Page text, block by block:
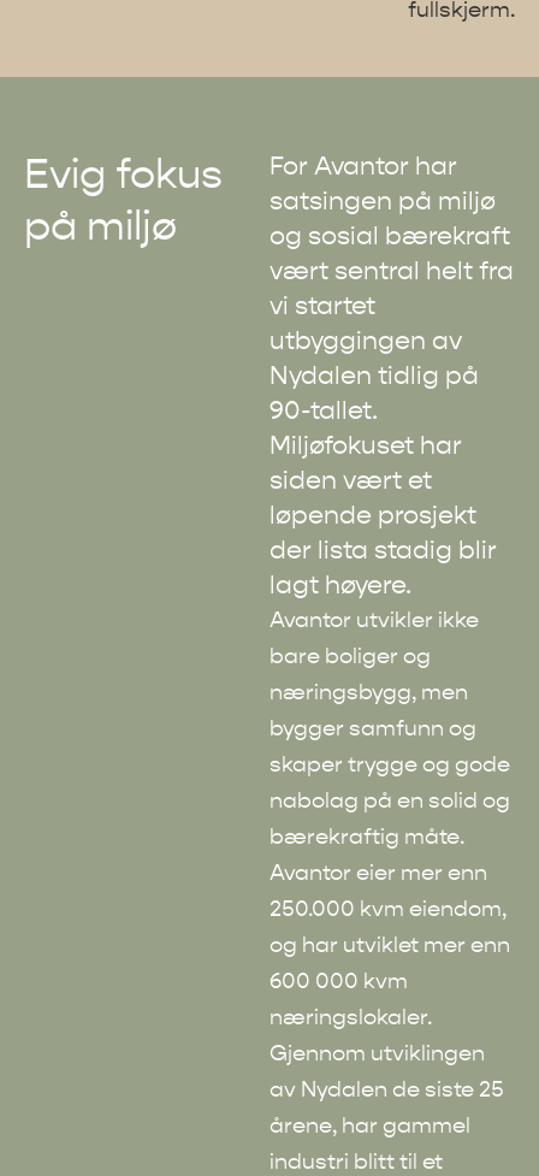
fullskjerm.
Evig fokus
på miljø
For Avantor har
satsingen på miljø
og sosial bærekraft
vært sentral helt fra
vi startet
utbyggingen av
Nydalen tidlig på
90-tallet.
Miljøfokuset har
siden vært et
løpende prosjekt
der lista stadig blir
lagt høyere.
Avantor utvikler ikke
bare boliger og
næringsbygg, men
bygger samfunn og
skaper trygge og gode
nabolag på en solid og
bærekraftig måte.
Avantor eier mer enn
250.000 kvm eiendom,
og har utviklet mer enn
600 000 kvm
næringslokaler.
Gjennom utviklingen
av Nydalen de siste 25
årene, har gammel
industri blitt til et